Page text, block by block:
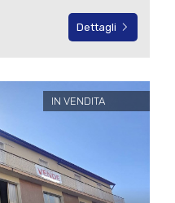
Dettagli
IN VENDITA